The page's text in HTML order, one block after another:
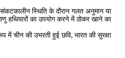
संकटकालीन स्थिति के दौरान गलत अनुमान या
हथियारों का उपयोग करने में ठोकर खाने का
में चीन की उभरती हुई छवि, भारत की सुरक्षा